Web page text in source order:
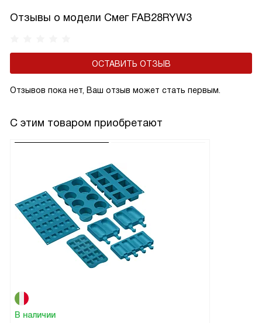
Отзывы о модели Смег FAB28RYW3
ОСТАВИТЬ ОТЗЫВ
Отзывов пока нет, Ваш отзыв может стать первым.
С этим товаром приобретают
В наличии